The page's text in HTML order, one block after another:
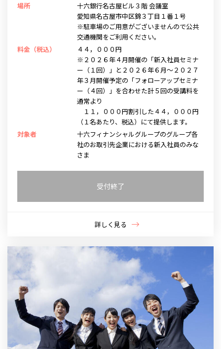
場所
十六銀行名古屋ビル３階 会議室
愛知県名古屋市中区錦３丁目１番１号
※駐車場のご用意がございませんので公共
交通機関をご利用ください。
料金（税込）
４４，０００円
※２０２６年４月開催の「新入社員セミナ
ー（１回）」と２０２６年６月～２０２７
年３月開催予定の「フォローアップセミナ
ー（４回）」を合わせた計５回の受講料を
通常より
１１，０００円割引した４４，０００円
（１名あたり、税込）にて提供します。
対象者
十六フィナンシャルグループのグループ各
社のお取引先企業における新入社員のみな
さま
受付終了
詳しく見る